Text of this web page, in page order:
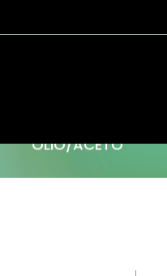
OLIO/ACETO